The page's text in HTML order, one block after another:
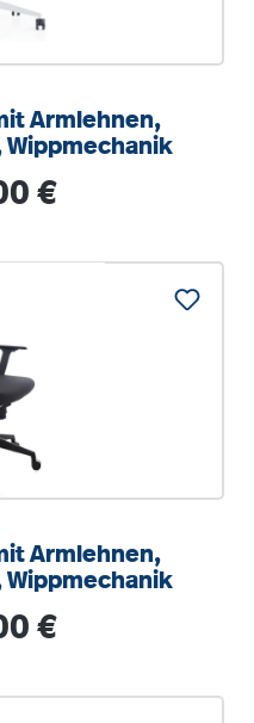
Armlehnen,
Preis:
€
Armlehnen,
Preis:
€